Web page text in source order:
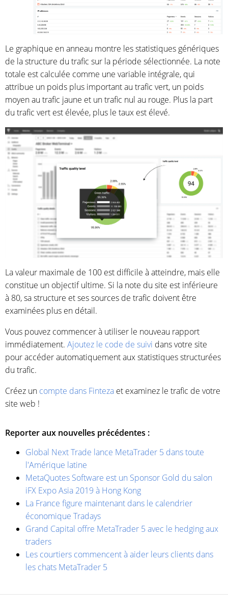
Le graphique en anneau montre les statistiques génériques
de la structure du trafic sur la période sélectionnée. La note
totale est calculée comme une variable intégrale, qui
attribue un poids plus important au trafic vert, un poids
moyen au trafic jaune et un trafic nul au rouge. Plus la part
du trafic vert est élevée, plus le taux est élevé.
La valeur maximale de 100 est difficile à atteindre, mais elle
constitue un objectif ultime. Si la note du site est inférieure
à 80, sa structure et ses sources de trafic doivent être
examinées plus en détail.
Vous pouvez commencer à utiliser le nouveau rapport
immédiatement. Ajoutez le code de suivi dans votre site
pour accéder automatiquement aux statistiques structurées
du trafic.
Créez un compte dans Finteza et examinez le trafic de votre
site web !
Reporter aux nouvelles précédentes :
Global Next Trade lance MetaTrader 5 dans toute
l'Amérique latine
MetaQuotes Software est un Sponsor Gold du salon
iFX Expo Asia 2019 à Hong Kong
La France figure maintenant dans le calendrier
économique Tradays
Grand Capital offre MetaTrader 5 avec le hedging aux
traders
Les courtiers commencent à aider leurs clients dans
les chats MetaTrader 5